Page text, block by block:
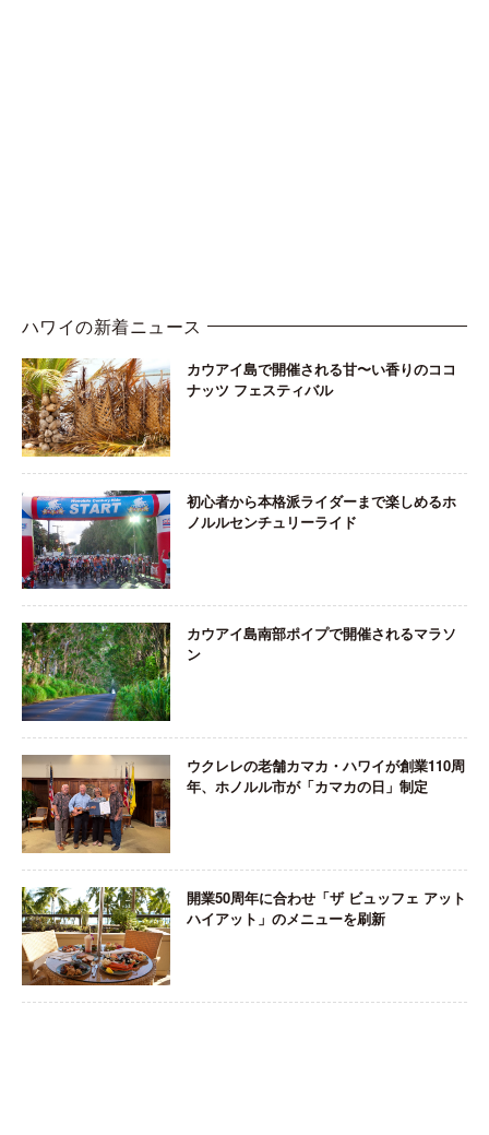
ハワイの新着ニュース
カウアイ島で開催される甘〜い香りのココ
ナッツ フェスティバル
初心者から本格派ライダーまで楽しめるホ
ノルルセンチュリーライド
カウアイ島南部ポイプで開催されるマラソ
ン
ウクレレの老舗カマカ・ハワイが創業110周
年、ホノルル市が「カマカの日」制定
開業50周年に合わせ「ザ ビュッフェ アット
ハイアット」のメニューを刷新